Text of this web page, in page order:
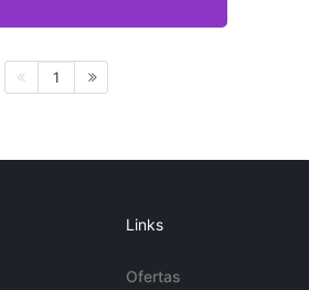
1
Links
Ofertas